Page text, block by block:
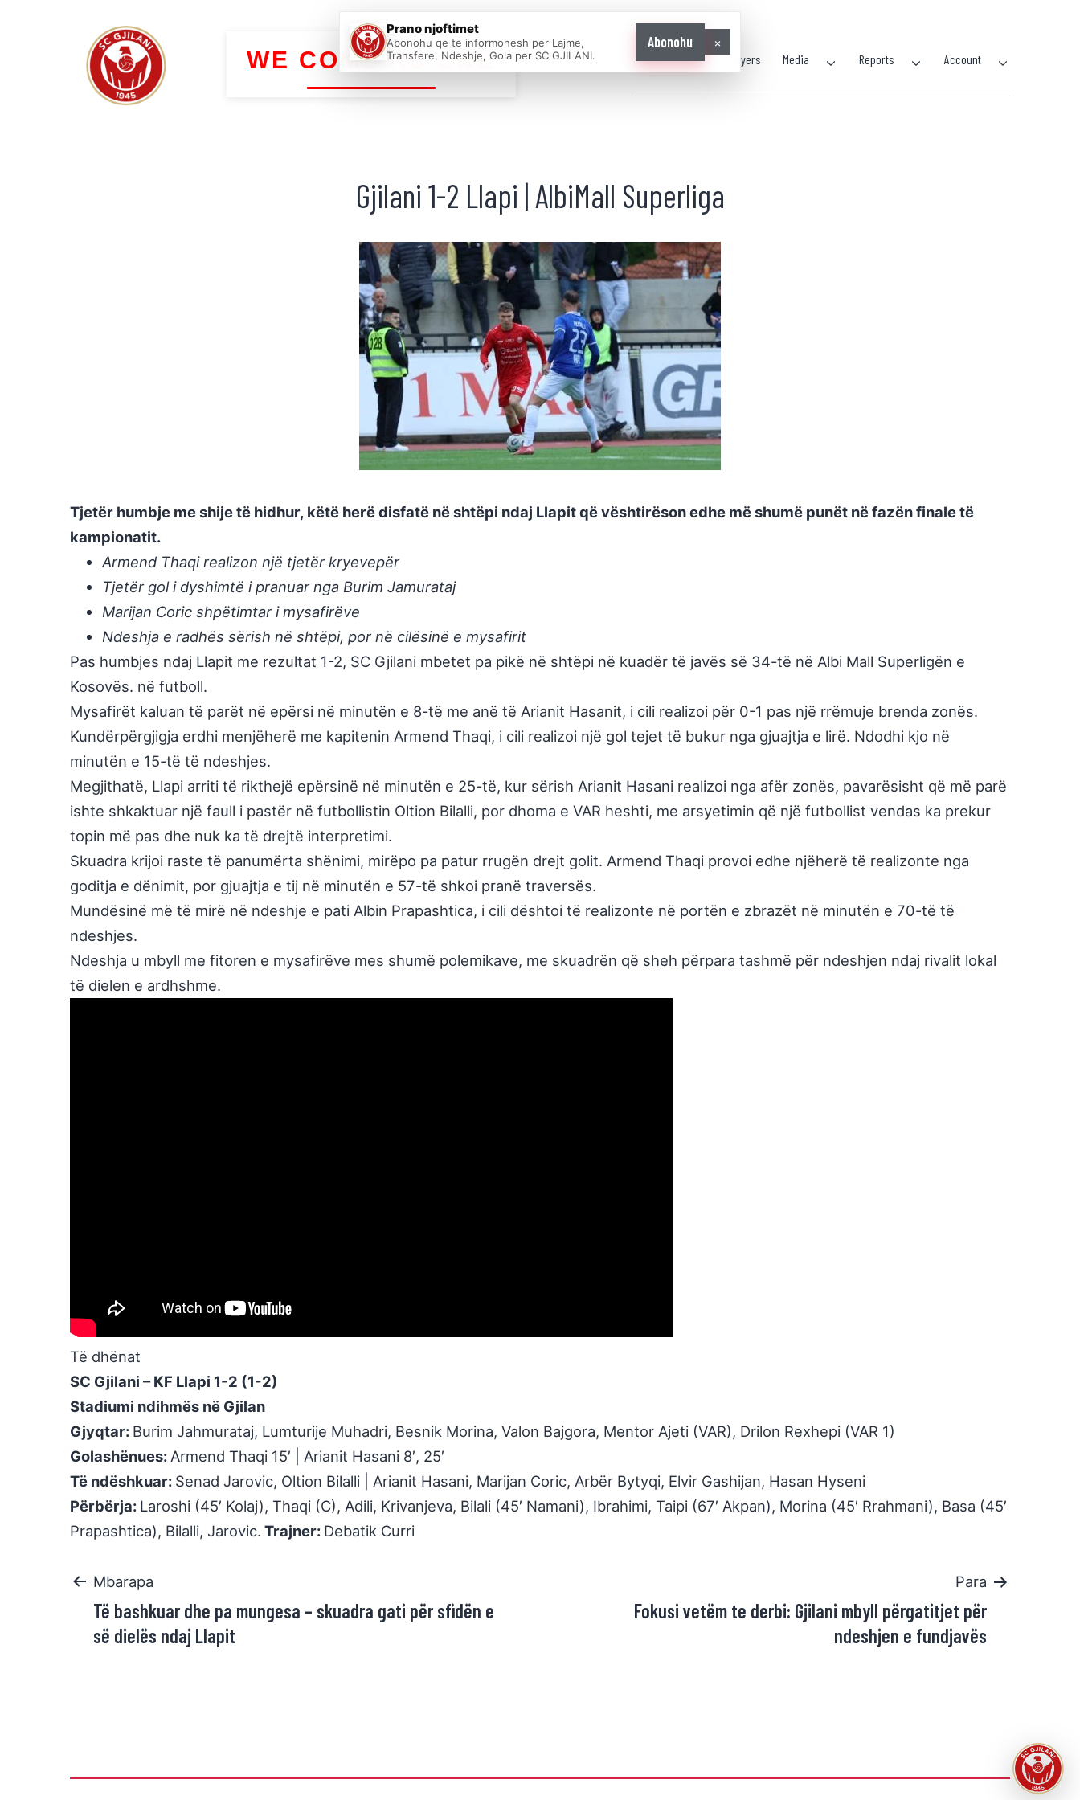
WE COME AS ONE Home News Players Media Reports Account
Gjilani 1-2 Llapi | AlbiMall Superliga
Tjetër humbje me shije të hidhur, këtë herë disfatë në shtëpi ndaj Llapit që vështirëson edhe më shumë punët në fazën finale të
kampionatit.
Armend Thaqi realizon një tjetër kryevepër
Tjetër gol i dyshimtë i pranuar nga Burim Jamurataj
Marijan Coric shpëtimtar i mysafirëve
Ndeshja e radhës sërish në shtëpi, por në cilësinë e mysafirit
Pas humbjes ndaj Llapit me rezultat 1-2, SC Gjilani mbetet pa pikë në shtëpi në kuadër të javës së 34-të në Albi Mall Superligën e
Kosovës. në futboll.
Mysafirët kaluan të parët në epërsi në minutën e 8-të me anë të Arianit Hasanit, i cili realizoi për 0-1 pas një rrëmuje brenda zonës.
Kundërpërgjigja erdhi menjëherë me kapitenin Armend Thaqi, i cili realizoi një gol tejet të bukur nga gjuajtja e lirë. Ndodhi kjo në
minutën e 15-të të ndeshjes.
Megjithatë, Llapi arriti të rikthejë epërsinë në minutën e 25-të, kur sërish Arianit Hasani realizoi nga afër zonës, pavarësisht që më parë
ishte shkaktuar një faull i pastër në futbollistin Oltion Bilalli, por dhoma e VAR heshti, me arsyetimin që një futbollist vendas ka prekur
topin më pas dhe nuk ka të drejtë interpretimi.
Skuadra krijoi raste të panumërta shënimi, mirëpo pa patur rrugën drejt golit. Armend Thaqi provoi edhe njëherë të realizonte nga
goditja e dënimit, por gjuajtja e tij në minutën e 57-të shkoi pranë traversës.
Mundësinë më të mirë në ndeshje e pati Albin Prapashtica, i cili dështoi të realizonte në portën e zbrazët në minutën e 70-të të
ndeshjes.
Ndeshja u mbyll me fitoren e mysafirëve mes shumë polemikave, me skuadrën që sheh përpara tashmë për ndeshjen ndaj rivalit lokal
të dielen e ardhshme.
Të dhënat
SC Gjilani – KF Llapi 1-2 (1-2)
Stadiumi ndihmës në Gjilan
Gjyqtar: Burim Jahmurataj, Lumturije Muhadri, Besnik Morina, Valon Bajgora, Mentor Ajeti (VAR), Drilon Rexhepi (VAR 1)
Golashënues: Armend Thaqi 15′ | Arianit Hasani 8′, 25′
Të ndëshkuar: Senad Jarovic, Oltion Bilalli | Arianit Hasani, Marijan Coric, Arbër Bytyqi, Elvir Gashijan, Hasan Hyseni
Përbërja: Laroshi (45′ Kolaj), Thaqi (C), Adili, Krivanjeva, Bilali (45′ Namani), Ibrahimi, Taipi (67′ Akpan), Morina (45′ Rrahmani), Basa (45′
Prapashtica), Bilalli, Jarovic. Trajner: Debatik Curri
Mbarapa
Të bashkuar dhe pa mungesa – skuadra gati për sfidën e
së dielës ndaj Llapit
Para
Fokusi vetëm te derbi: Gjilani mbyll përgatitjet për
ndeshjen e fundjavës
Prano njoftimet
Abonohu qe te informohesh per Lajme,
Transfere, Ndeshje, Gola per SC GJILANI.
Abonohu ×